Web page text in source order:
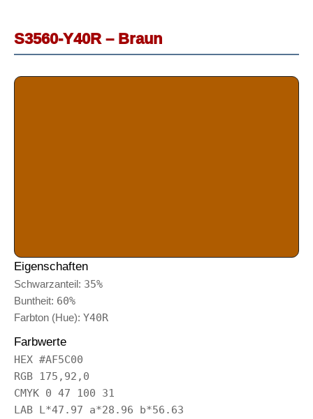
S3560-Y40R – Braun
Eigenschaften
Schwarzanteil: 35%
Buntheit: 60%
Farbton (Hue): Y40R
Farbwerte
HEX #AF5C00
RGB 175,92,0
CMYK 0 47 100 31
LAB L*47.97 a*28.96 b*56.63